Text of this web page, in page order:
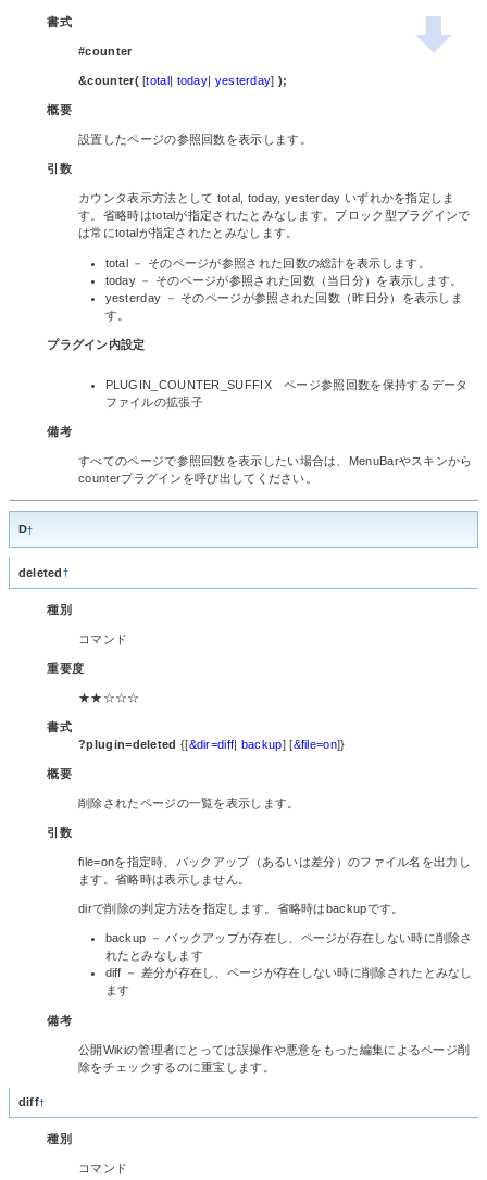
書式
#counter
&counter([total| today| yesterday] );
概要
設置したページの参照回数を表示します。
引数
カウンタ表示方法として total, today, yesterday いずれかを指定しま
す。省略時はtotalが指定されたとみなします。ブロック型プラグインで
は常にtotalが指定されたとみなします。
total － そのページが参照された回数の総計を表示します。
today － そのページが参照された回数（当日分）を表示します。
yesterday － そのページが参照された回数（昨日分）を表示しま
す。
プラグイン内設定
PLUGIN_COUNTER_SUFFIX ページ参照回数を保持するデータ
ファイルの拡張子
備考
すべてのページで参照回数を表示したい場合は、MenuBarやスキンから
counterプラグインを呼び出してください。
D†
deleted †
種別
コマンド
重要度
★★☆☆☆
書式
?plugin=deleted {[&dir=diff| backup] [&file=on]}
概要
削除されたページの一覧を表示します。
引数
file=onを指定時、バックアップ（あるいは差分）のファイル名を出力し
ます。省略時は表示しません。
dirで削除の判定方法を指定します。省略時はbackupです。
backup － バックアップが存在し、ページが存在しない時に削除さ
れたとみなします
diff － 差分が存在し、ページが存在しない時に削除されたとみなし
ます
備考
公開Wikiの管理者にとっては誤操作や悪意をもった編集によるページ削
除をチェックするのに重宝します。
diff†
種別
コマンド